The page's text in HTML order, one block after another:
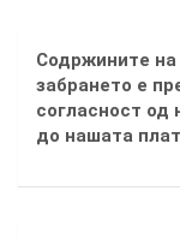
Содржините на
забрането е
согласност од
до нашата